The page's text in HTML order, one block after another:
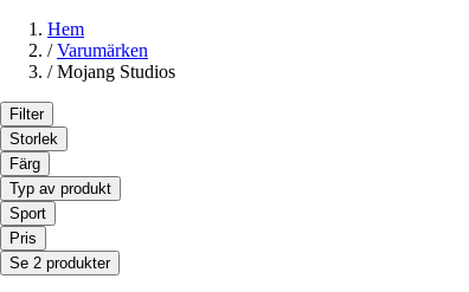
Hem
/ Varumärken
/ Mojang Studios
Filter
Storlek
Färg
Typ av produkt
Sport
Pris
Se 2 produkter